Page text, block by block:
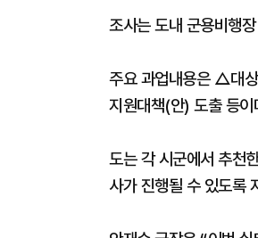
조사는 도내 군용비행
주요 과업내용은 △대
지원대책(안) 도출 등
도는 각 시군에서 추천
사가 진행될 수 있도록